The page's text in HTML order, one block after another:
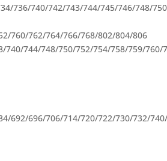
736/740/742/743/744/745/746/748/
760/762/764/766/768/802/804/806
744/748/750/752/754/758/759/
692/696/706/714/720/722/730/732/